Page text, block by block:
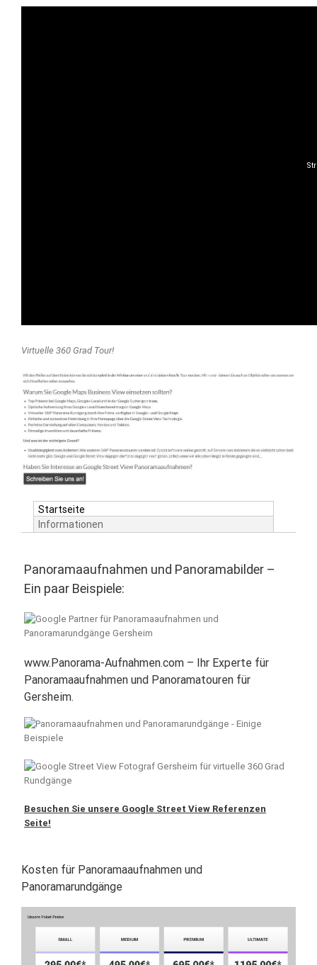
Virtuelle 360 Grad Tour!
Startseite
Informationen
Panoramaaufnahmen und Panoramabilder –
Ein paar Beispiele:
www.Panorama-Aufnahmen.com – Ihr Experte für
Panoramaaufnahmen und Panoramatouren für
Gersheim.
Besuchen Sie unsere Google Street View Referenzen
Seite!
Kosten für Panoramaaufnahmen und
Panoramarundgänge